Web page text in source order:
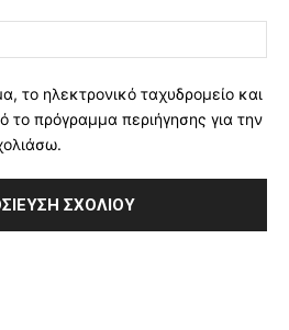
το ηλεκτρονικό ταχυδρομείο και
το πρόγραμμα περιήγησης για την